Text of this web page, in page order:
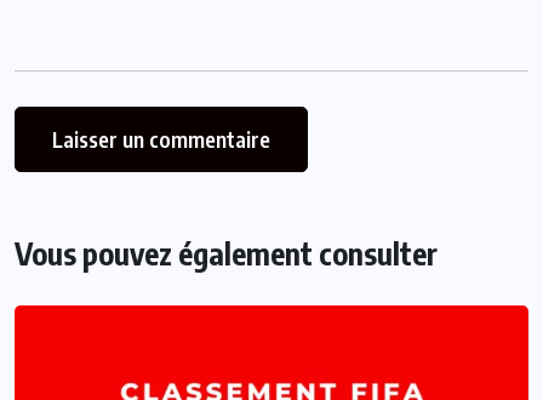
Vous pouvez également consulter